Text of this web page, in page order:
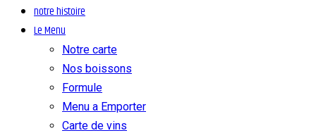
notre histoire
Le Menu
Notre carte
Nos boissons
Formule
Menu a Emporter
Carte de vins